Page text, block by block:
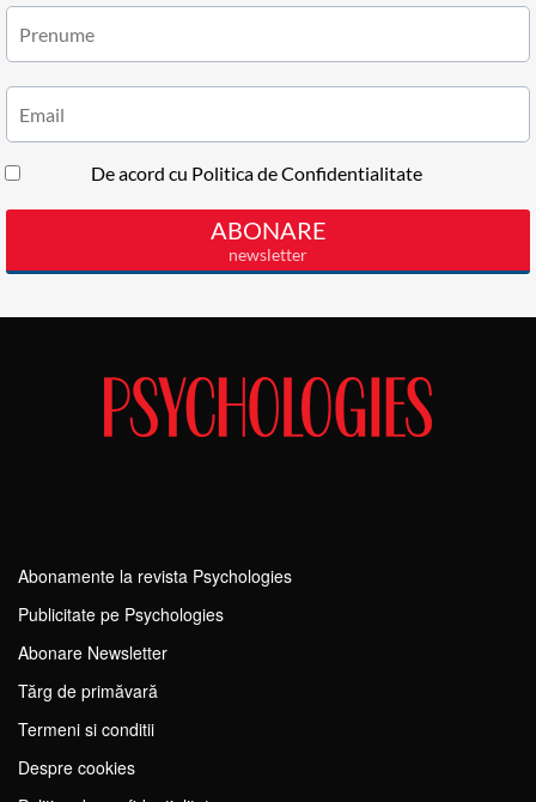
Abonamente la revista Psychologies
Publicitate pe Psychologies
Abonare Newsletter
Tărg de primăvară
Termeni si conditii
Despre cookies